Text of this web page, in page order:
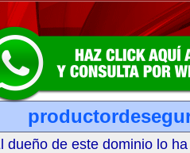
dueño de este dominio lo